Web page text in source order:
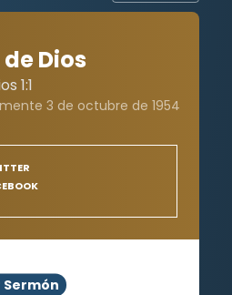
Dios
1:1
3 de octubre de 1954